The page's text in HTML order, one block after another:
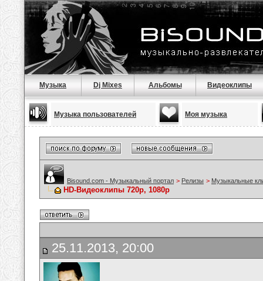
Музыка Dj Mixes Альбомы Видеоклипы
Музыка пользователей Моя музыка
Bisound.com - Музыкальный портал > Релизы > Музыкальные
HD-Видеоклипы 720p, 1080p
25.11.2013, 20:00